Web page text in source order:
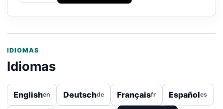
IDIOMAS
Idiomas
Englishen Deutschde Françaisfr Españoles